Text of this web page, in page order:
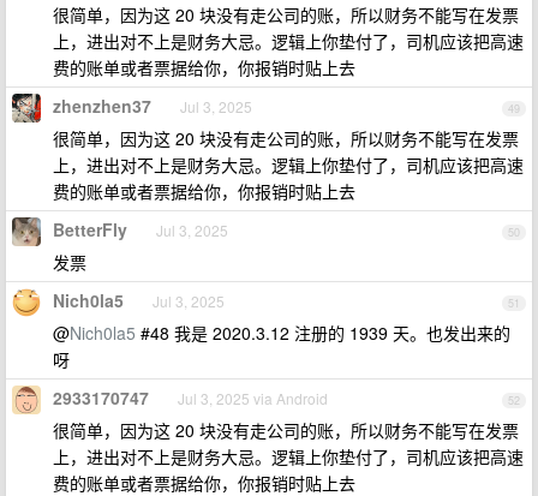
很简单，因为这 20 块没有走公司的账，所以财务不能写在发票
上，进出对不上是财务大忌。逻辑上你垫付了，司机应该把高速
费的账单或者票据给你，你报销时贴上去
49
zhenzhen37 Jul 3, 2025
很简单，因为这 20 块没有走公司的账，所以财务不能写在发票
上，进出对不上是财务大忌。逻辑上你垫付了，司机应该把高速
费的账单或者票据给你，你报销时贴上去
50
BetterFly Jul 3, 2025
发票
51
Nich0la5 Jul 3, 2025
@Nich0la5 #48 我是 2020.3.12 注册的 1939 天。也发出来的
呀
52
2933170747 Jul 3, 2025 via Android
很简单，因为这 20 块没有走公司的账，所以财务不能写在发票
上，进出对不上是财务大忌。逻辑上你垫付了，司机应该把高速
费的账单或者票据给你，你报销时贴上去